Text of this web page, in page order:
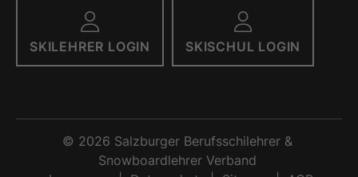
SKILEHRER LOGIN SKISCHUL LOGIN
© 2026 Salzburger Berufsschilehrer &
Snowboardlehrer Verband